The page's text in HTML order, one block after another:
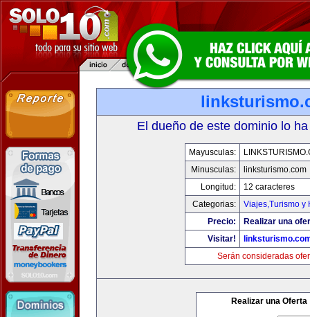
El dueño de este dominio lo
Mayusculas:
Minusculas:
linksturismo.com
Longitud:
12 caracteres
Categorias:
Viajes,Turismo y
Precio:
Realizar una
Visitar!
Serán consideradas
Realizar una Oferta